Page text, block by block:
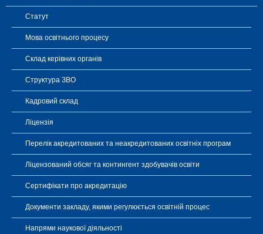
Статут
Мова освітнього процесу
Склад керівних органів
Структура ЗВО
Кадровий склад
Ліцензія
Перелік акредитованих та неакредитованих освітніх програм
Ліцензований обсяг та контингент здобувачів освіти
Сертифікати про акредитацію
Документи закладу, якими регулюється освітній процес
Напрями наукової діяльності